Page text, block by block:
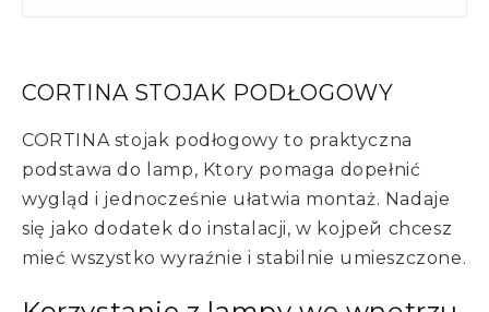
CORTINA STOJAK PODŁOGOWY
CORTINA stojak podłogowy to praktyczna
podstawa do lamp, Ktory pomaga dopełnić
wygląd i jednocześnie ułatwia montaż. Nadaje
się jako dodatek do instalacji, w koјрей chcesz
mieć wszystko wyraźnie i stabilnie umieszczone.